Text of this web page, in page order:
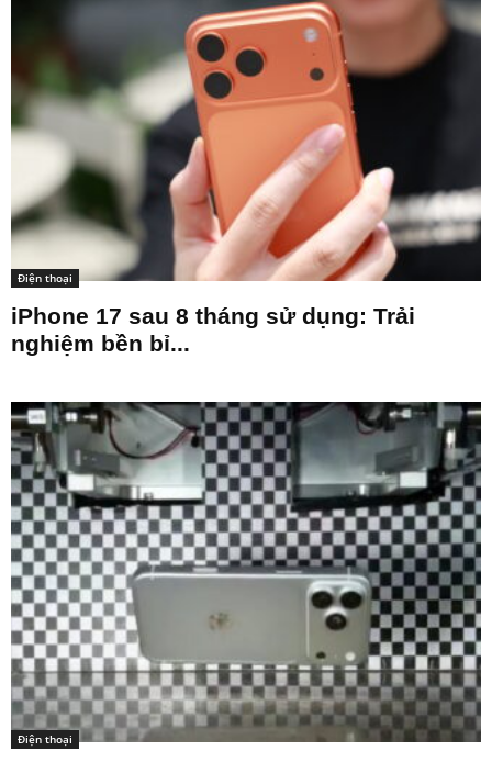
Điện thoại
iPhone 17 sau 8 tháng sử dụng: Trải
nghiệm bền bỉ...
Điện thoại